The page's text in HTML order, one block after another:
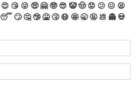
😍 😘 😜 🤑 🤗 🤓 😎 🤡🤠 😟 😕 😖 😫
😴 🙄 🤔 🤥 🤮 🤧 😷 🤩 🥱 🤬 💩 👻 💀